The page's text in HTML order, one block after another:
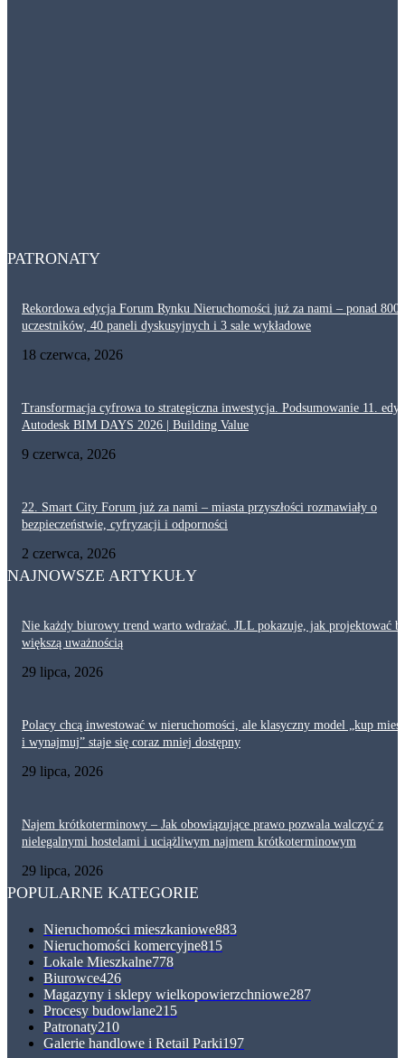
PATRONATY
Rekordowa edycja Forum Rynku Nieruchomości już za nami – ponad 800
uczestników, 40 paneli dyskusyjnych i 3 sale wykładowe
18 czerwca, 2026
Transformacja cyfrowa to strategiczna inwestycja. Podsumowanie 11.
Autodesk BIM DAYS 2026 | Building Value
9 czerwca, 2026
22. Smart City Forum już za nami – miasta przyszłości rozmawiały o
bezpieczeństwie, cyfryzacji i odporności
2 czerwca, 2026
NAJNOWSZE ARTYKUŁY
Nie każdy biurowy trend warto wdrażać. JLL pokazuje, jak projektować
większą uważnością
29 lipca, 2026
Polacy chcą inwestować w nieruchomości, ale klasyczny model „kup
i wynajmuj” staje się coraz mniej dostępny
29 lipca, 2026
Najem krótkoterminowy – Jak obowiązujące prawo pozwala walczyć z
nielegalnymi hostelami i uciążliwym najmem krótkoterminowym
29 lipca, 2026
POPULARNE KATEGORIE
Nieruchomości mieszkaniowe883
Nieruchomości komercyjne815
Lokale Mieszkalne778
Biurowce426
Magazyny i sklepy wielkopowierzchniowe287
Procesy budowlane215
Patronaty210
Galerie handlowe i Retail Parki197